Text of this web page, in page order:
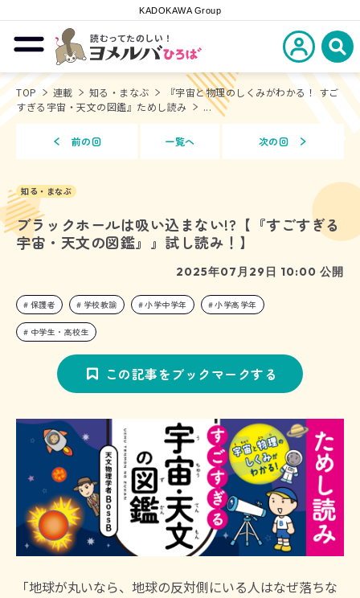
KADOKAWA Group
メニューを開閉する
読むってたのしい！
ヨメルバひろば
新規会員登
検
TOP 連載 知る・まなぶ
『宇宙と物理のしくみがわかる！ すご
すぎる宇宙・天文の図鑑』ためし読み
...
前の回 一覧へ 次の回
知る・まなぶ
ブラックホールは吸い込まない!?【『すごすぎる
宇宙・天文の図鑑』』試し読み！】
2025年07月29日 10:00 公開
保護者 学校教諭 小学中学年 小学高学年
中学生・高校生
この記事をブックマークする
「地球が丸いなら、地球の反対側にいる人はなぜ落ちな